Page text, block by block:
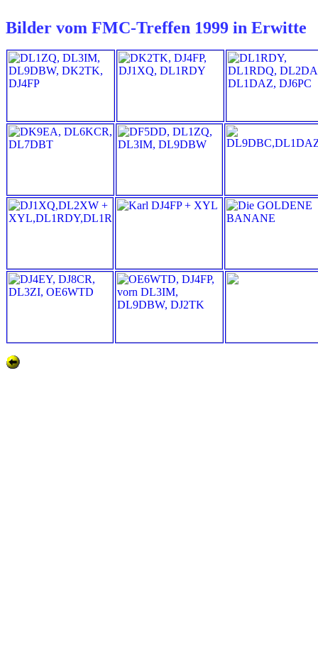
Bilder vom FMC-Treffen 1999 in Erwitte